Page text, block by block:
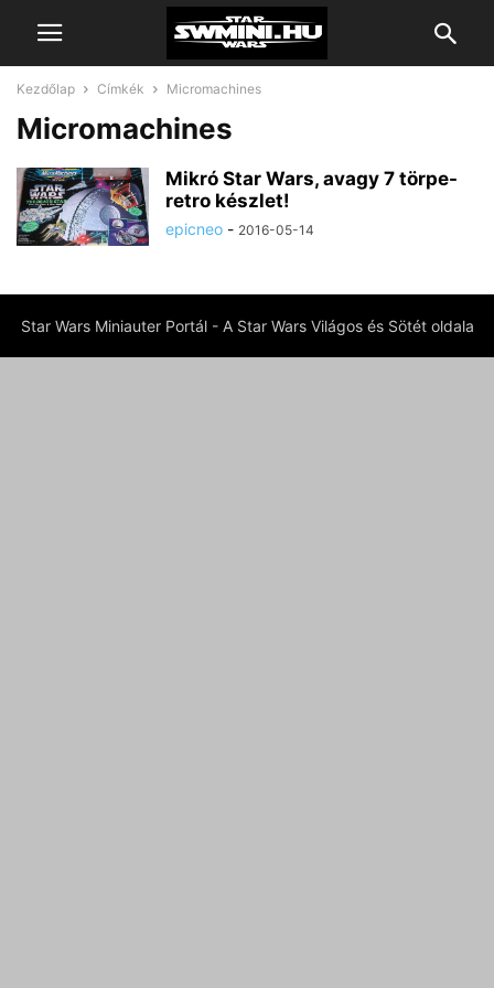
Kezdőlap Címkék Micromachines
Micromachines
Mikró Star Wars, avagy 7 törpe-
retro készlet!
epicneo - 2016-05-14
Star Wars Miniauter Portál - A Star Wars Világos és Sötét oldala